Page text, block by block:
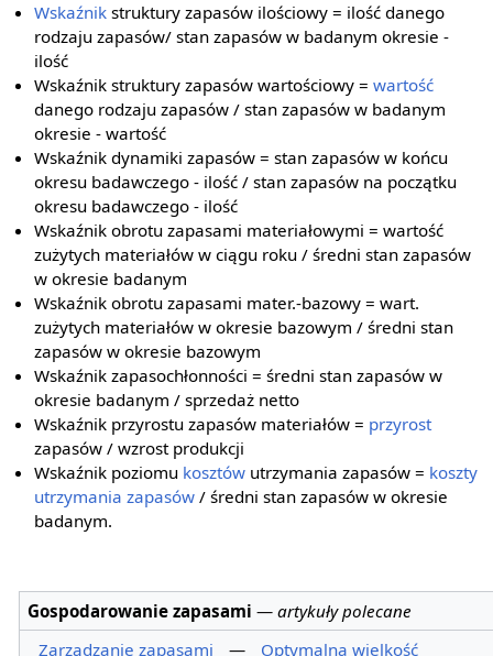
Wskaźnik struktury zapasów ilościowy = ilość danego
rodzaju zapasów/ stan zapasów w badanym okresie -
ilość
Wskaźnik struktury zapasów wartościowy =wartość
danego rodzaju zapasów / stan zapasów w badanym
okresie - wartość
Wskaźnik dynamiki zapasów = stan zapasów w końcu
okresu badawczego - ilość / stan zapasów na początku
okresu badawczego - ilość
Wskaźnik obrotu zapasami materiałowymi = wartość
zużytych materiałów w ciągu roku / średni stan zapasów
w okresie badanym
Wskaźnik obrotu zapasami mater.-bazowy = wart.
zużytych materiałów w okresie bazowym / średni stan
zapasów w okresie bazowym
Wskaźnik zapasochłonności = średni stan zapasów w
okresie badanym / sprzedaż netto
Wskaźnik przyrostu zapasów materiałów = przyrost
zapasów / wzrost produkcji
Wskaźnik poziomu kosztów utrzymania zapasów = koszty
utrzymania zapasów / średni stan zapasów w okresie
badanym.
Gospodarowanie zapasami —artykuły polecane
Zarządzanie zapasami
—
Optymalna wielkość